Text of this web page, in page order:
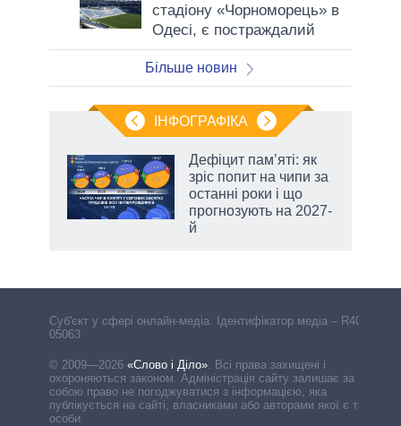
стадіону «Чорноморець» в
Одесі, є постраждалий
Більше новин
ІНФОГРАФІКА
Дефіцит пам’яті: як
зріс попит на чипи за
останні роки і що
прогнозують на 2027-
й
Cуб'єкт у сфері онлайн-медіа. Ідентифікатор медіа – R40-
05063
© 2009—2026 «Слово і Діло»
Всі права захищені і
охороняються законом. Адміністрація сайту залишає за
собою право не погоджуватися з інформацією, яка
публікується на сайті, власниками або авторами якої є треті
особи.